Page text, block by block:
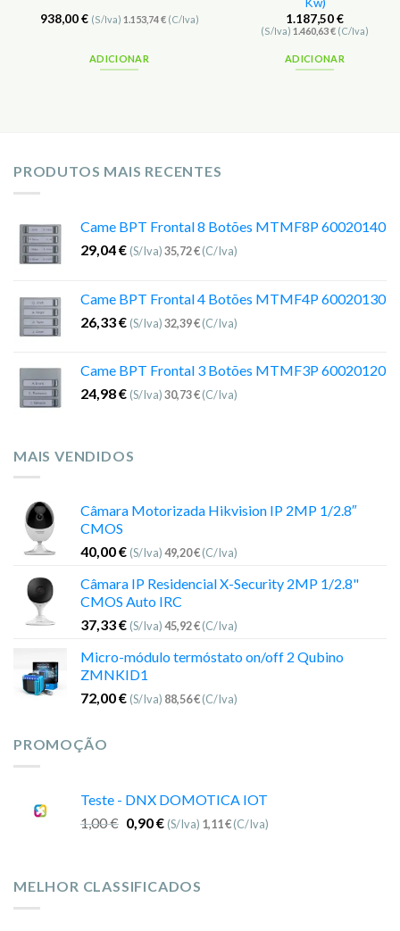
938,00€ (S/Iva) 1.153,74€(C/Iva)
ADICIONAR
1.187,50€
(S/Iva) 1.460,63€ (C/Iva)
ADICIONAR
PRODUTOS MAIS RECENTES
Came BPT Frontal 8 Botões MTMF8P 60020140
29,04€ (S/Iva)35,72€(C/Iva)
Came BPT Frontal 4 Botões MTMF4P 60020130
26,33€ (S/Iva)32,39€(C/Iva)
Came BPT Frontal 3 Botões MTMF3P 60020120
24,98€ (S/Iva)30,73€(C/Iva)
MAIS VENDIDOS
Câmara Motorizada Hikvision IP 2MP 1/2.8″
CMOS
40,00€ (S/Iva)49,20€(C/Iva)
Câmara IP Residencial X-Security 2MP 1/2.8"
CMOS Auto IRC
37,33€ (S/Iva)45,92€(C/Iva)
Micro-módulo termóstato on/off 2 Qubino
ZMNKID1
72,00€ (S/Iva) 88,56€(C/Iva)
PROMOÇÃO
Teste - DNX DOMOTICA IOT
1,00€ 0,90€ (S/Iva) 1,11€(C/Iva)
MELHOR CLASSIFICADOS